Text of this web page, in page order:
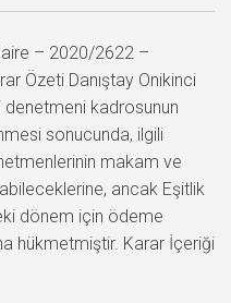
– 2020/2622 –
Özeti Danıştay Onikinci
denetmeni kadrosunun
sonucunda, ilgili
makam ve
ancak Eşitlik
dönem için ödeme
hükmetmiştir. Karar İçeriği